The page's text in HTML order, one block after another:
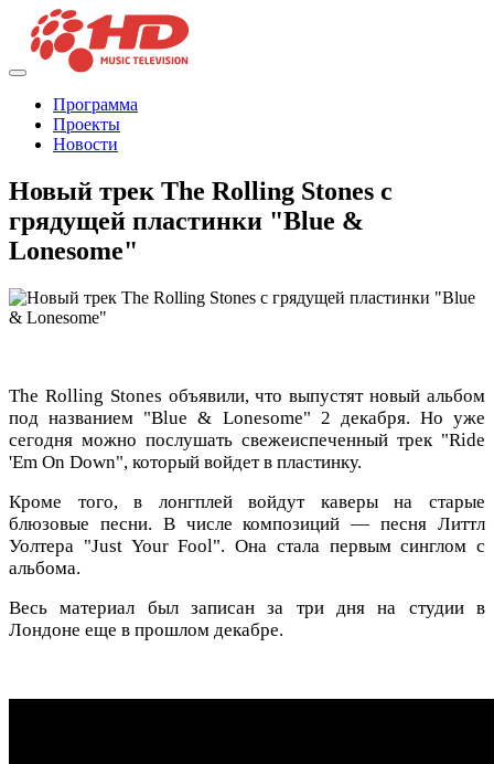
Программа
Проекты
Новости
Новый трек The Rolling Stones с
грядущей пластинки "Blue &
Lonesome"
The Rolling Stones объявили, что выпустят новый альбом
под названием "Blue & Lonesome" 2 декабря. Но уже
сегодня можно послушать свежеиспеченный трек "Ride
'Em On Down", который войдет в пластинку.
Кроме того, в лонгплей войдут каверы на старые
блюзовые песни. В числе композиций — песня Литтл
Уолтера "Just Your Fool". Она стала первым синглом с
альбома.
Весь материал был записан за три дня на студии в
Лондоне еще в прошлом декабре.